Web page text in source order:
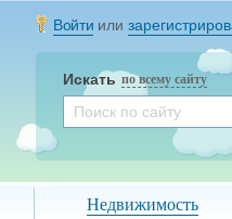
Войти или
Искать по всему сайту
Недвижимость